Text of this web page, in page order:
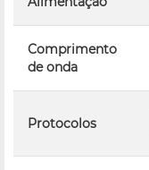
Comprimento
de onda
Protocolos